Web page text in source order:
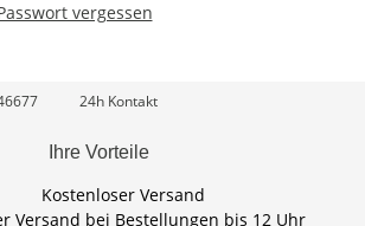
vergessen
24h Kontakt
Ihre Vorteile
Kostenloser Versand
Versand bei Bestellungen bis 12 Uhr